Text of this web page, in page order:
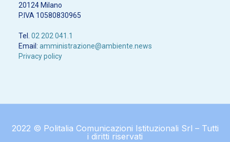
20124 Milano
P.IVA 10580830965
Tel. 02 202 041.1
Email: amministrazione@ambiente.news
Privacy policy
2022 © Politalia Comunicazioni Istituzionali Srl – Tutti
i diritti riservati